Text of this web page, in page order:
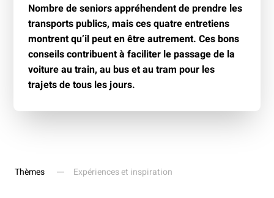
Nombre de seniors appréhendent de prendre les
transports publics, mais ces quatre entretiens
montrent qu’il peut en être autrement. Ces bons
conseils contribuent à faciliter le passage de la
voiture au train, au bus et au tram pour les
trajets de tous les jours.
Thèmes Expériences et inspiration